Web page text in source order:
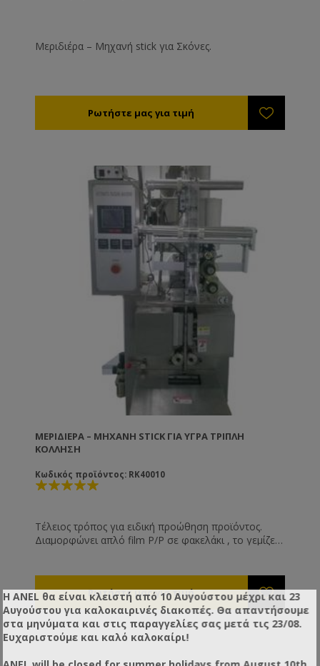
Μεριδιέρα – Μηχανή stick για Σκόνες.
ΜΕΡΙΔΙΈΡΑ – ΜΗΧΑΝΉ STICK ΓΙΑ ΥΓΡΆ ΤΡΙΠΛΉ
ΚΌΛΛΗΣΗ
Κωδικός προϊόντος: RK40010
Τέλειος τρόπος για ειδική προώθηση προϊόντος.
Διαμορφώνει απλό film P/P σε φακελάκι , το γεμίζει ,
γρήγορη μηχανή ( 30 – 60 τεμ/λεπτό ). Τελείως
αυτόματη. Εσείς απλά συλλέγετε τα σακουλάκια.
Κατάλληλο για όλα τα υγρά με ρευστότητα έως αυτή
του μελιού ( κέτσαπ , λάδι , σιρόπι κλπ ). Όλα τα
συσκευάζουμε είναι ΙΝΟΧ.
Η ANEL θα είναι κλειστή από 10 Αυγούστου μέχρι και 23
Αυγούστου για καλοκαιρινές διακοπές. Θα απαντήσουμε
στα μηνύματα και στις παραγγελίες σας μετά τις 23/08.
Ευχαριστούμε και καλό καλοκαίρι!